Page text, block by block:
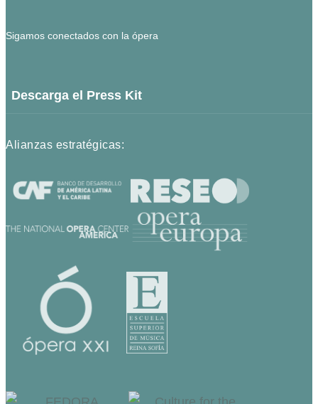
Sigamos conectados con la ópera
Descarga el Press Kit
Alianzas estratégicas: